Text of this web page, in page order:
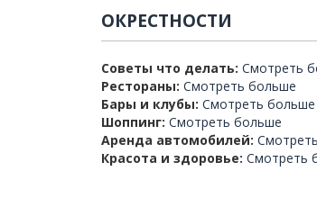
ОКРЕСТНОСТИ
Советы что делать: Смотреть
Рестораны: Смотреть больше
Бары и клубы: Смотреть больше
Шоппинг: Смотреть больше
Аренда автомобилей:
Красота и здоровье: Смотреть